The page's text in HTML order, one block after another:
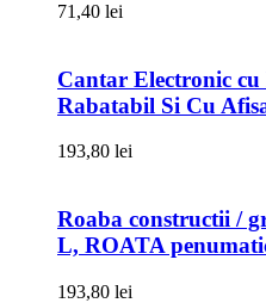
71,40 lei
Cantar Electronic
Rabatabil Si Cu
193,80 lei
Roaba constructii /
L, ROATA
193,80 lei